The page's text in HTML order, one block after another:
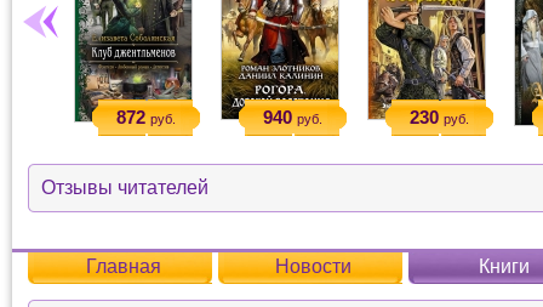
872 руб. 940 руб. 230 руб.
Отзывы читателей
Главная Новости Книги